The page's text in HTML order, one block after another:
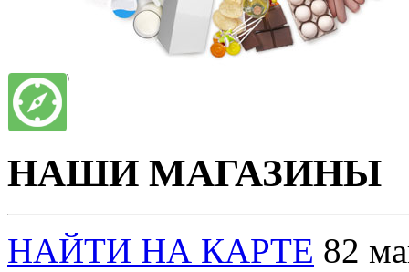
Напиток Pepsi/Pepsi без сахара 1,5 л
3,79
3,09
НАШИ МАГАЗИНЫ
НАЙТИ НА КАРТЕ 82